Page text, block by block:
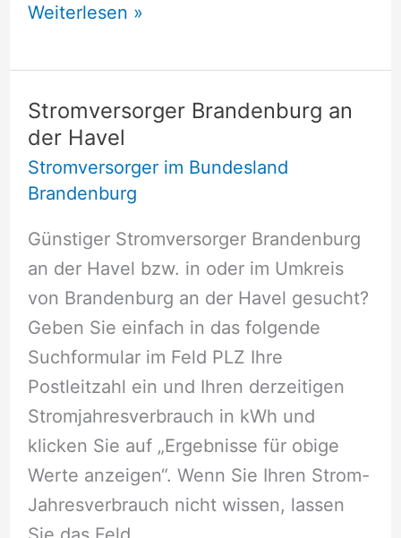
Stromversorger
Land
Weiterlesen »
Stromversorger Brandenburg an
der Havel
Stromversorger im Bundesland
Brandenburg
Günstiger Stromversorger Brandenburg
an der Havel bzw. in oder im Umkreis
von Brandenburg an der Havel gesucht?
Geben Sie einfach in das folgende
Suchformular im Feld PLZ Ihre
Postleitzahl ein und Ihren derzeitigen
Stromjahresverbrauch in kWh und
klicken Sie auf „Ergebnisse für obige
Werte anzeigen“. Wenn Sie Ihren Strom-
Jahresverbrauch nicht wissen, lassen